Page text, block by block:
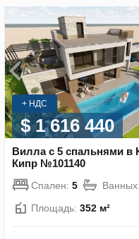
+ НДС
$ 1 616 440
Вилла с 5 спальнями в
Кипр №101140
Спален: 5 Ванных:
Площадь: 352 м²